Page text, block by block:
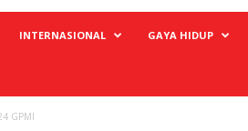
INTERNASIONAL GAYA HIDUP
GPMI